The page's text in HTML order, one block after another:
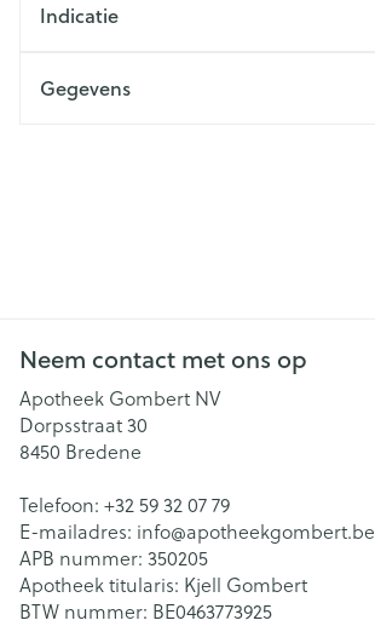
Indicatie
Gegevens
Neem contact met ons op
Apotheek Gombert NV
Dorpsstraat 30
8450 Bredene
Telefoon: +32 59 32 07 79
E-mailadres: info@apotheekgombert.be
APB nummer: 350205
Apotheek titularis: Kjell Gombert
BTW nummer: BE0463773925